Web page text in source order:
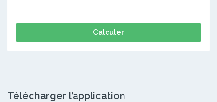
Calculer
Télécharger l’application